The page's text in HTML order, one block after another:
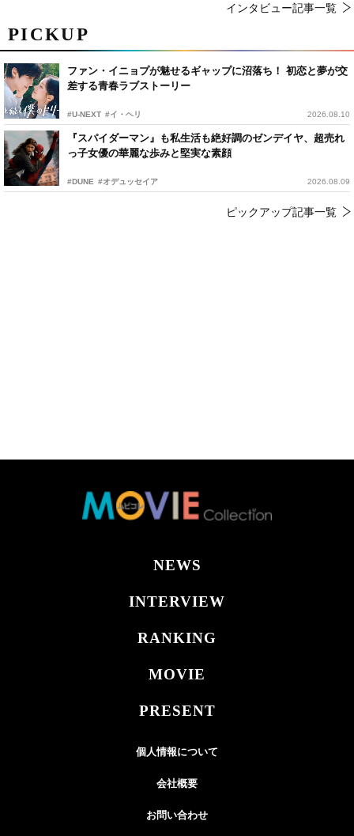
PICKUP
ファン・イニョプが魅せるギャップに沼落ち！ 初恋と夢が交
差する青春ラブストーリー
#U-NEXT #イ・ヘリ 2026.08.10
『スパイダーマン』も私生活も絶好調のゼンデイヤ、超売れ
っ子女優の華麗な歩みと堅実な素顔
#DUNE #オデュッセイア 2026.08.09
ピックアップ記事一覧
インタビュー記事一覧
NEWS
INTERVIEW
RANKING
MOVIE
PRESENT
個人情報について
会社概要
お問い合わせ